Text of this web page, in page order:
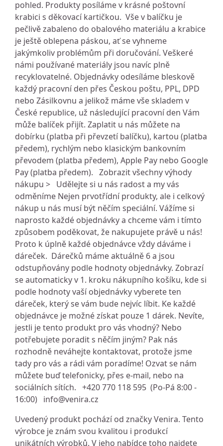
pohled. Produkty posíláme v krásné poštovní
krabici s děkovací kartičkou. Vše v balíčku je
pečlivě zabaleno do obalového materiálu a krabice
je ještě oblepena páskou, ať se vyhneme
jakýmkoliv problémům při doručování. Veškeré
námi používané materiály jsou navíc plně
recyklovatelné. Objednávky odesíláme bleskově
každý pracovní den přes Českou poštu, PPL, DPD
nebo Zásilkovnu a jelikož máme vše skladem v
České republice, už následující pracovní den Vám
může balíček přijít. Zaplatit u nás můžete na
dobírku (platba při převzetí balíčku), kartou (platba
předem), rychlým nebo klasickým bankovním
převodem (platba předem), Apple Pay nebo Google
Pay (platba předem). Zobrazit všechny výhody
nákupu > Udělejte si u nás radost a my vás
odměníme Nejen prvotřídní produkty, ale i celkový
nákup u nás musí být něčím speciální. Vážíme si
naprosto každé objednávky a chceme vám i tímto
způsobem poděkovat, že nakupujete právě u nás!
Proto k úplně každé objednávce vždy dáváme i
dáreček. Dárečků máme aktuálně 6 a jsou
odstupňovány podle hodnoty objednávky. Zobrazí
se automaticky v 1. kroku nákupního košíku, kde si
podle hodnoty vaší objednávky vyberete ten
dáreček, který se vám bude nejvíc líbit. Ke každé
objednávce je možné získat pouze 1 dárek. Nevíte,
jestli je tento produkt pro vás vhodný? Nebo
potřebujete poradit s něčím jiným? Pak nás
rozhodně neváhejte kontaktovat, protože jsme
tady pro vás a rádi vám poradíme! Ozvat se nám
můžete buď telefonicky, přes e-mail, nebo na
sociálních sítích. +420 770 118 595 (Po-Pá 8:00 -
16:00) info@venira.cz
Uvedený produkt pochází od značky Venira. Tento
výrobce je znám svou kvalitou i produkcí
unikátních výrobků. V jeho nabídce toho najdete